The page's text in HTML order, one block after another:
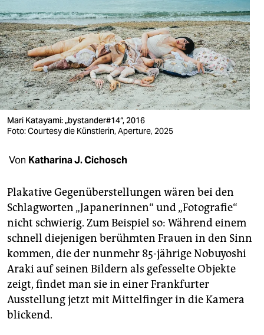
verlag
verlag
veranstaltungen
shop
fragen & hilfe
genossenschaft
epaper login
Mari Katayami: „bystander#14“, 2016
Foto: Courtesy die Künstlerin, Aperture, 2025
Von Katharina J. Cichosch
Plakative Gegenüberstellungen wären bei den
Schlagworten „Japanerinnen“ und „Fotografie“
nicht schwierig. Zum Beispiel so: Während einem
schnell diejenigen berühmten Frauen in den Sinn
kommen, die der nunmehr 85-jährige Nobuyoshi
Araki auf seinen Bildern als gefesselte Objekte
zeigt, findet man sie in einer Frankfurter
Ausstellung jetzt mit Mittelfinger in die Kamera
blickend.